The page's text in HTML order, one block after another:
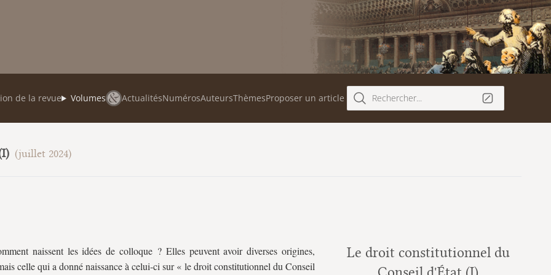
de la revue Volumes ActualitésNumérosAuteursThèmesProposer un article Rechercher...
(juillet 2024)
naissent les idées de colloque ? Elles peuvent avoir diverses origines,
celle qui a donné naissance à celui-ci sur « le droit constitutionnel du Conseil
Le droit constitutionnel du